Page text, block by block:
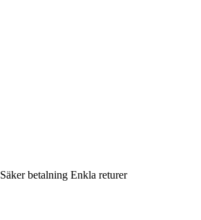
Säker betalning Enkla returer